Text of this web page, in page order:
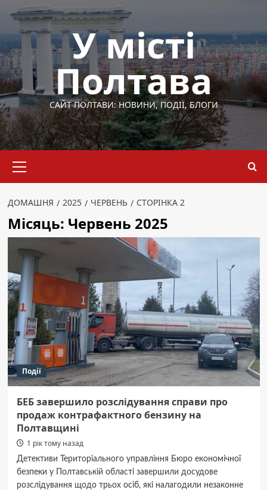
Перейти
вмісту
У місті
Полтава
САЙТ ПОЛТАВИ: НОВИНИ, ПОДІЇ, БЛОГИ
меню
ДОМАШНЯ 2025 ЧЕРВЕНЬ СТОРІНКА 2
Місяць: Червень 2025
Події
БЕБ завершило розслідування справи про
продаж контрафактного бензину на
Полтавщині
1 рік тому назад
Детективи Територіального управління Бюро економічної
безпеки у Полтавській області завершили досудове
розслідування щодо трьох осіб, які налагодили незаконне